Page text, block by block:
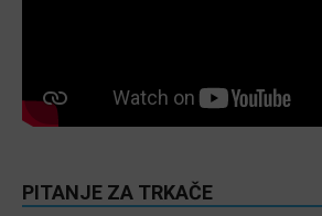
PITANJE ZA TRKAČE